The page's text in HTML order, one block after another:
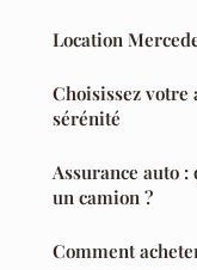
Location
Choisissez votre
sérénité
Assurance auto
un camion ?
Comment